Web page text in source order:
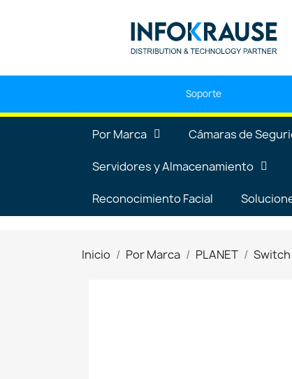
Soporte
Por Marca Cámaras de
Servidores y Almacenamiento
Reconocimiento Facial
Inicio Por Marca PLANET Switch